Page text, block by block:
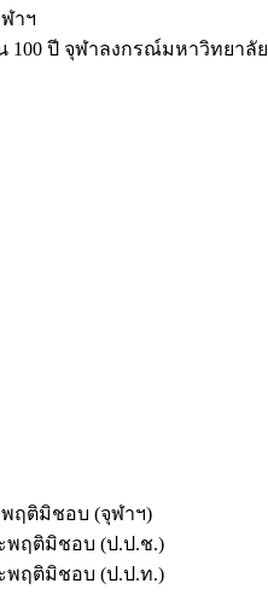
าฯ
100 ปี จุฬาลงกรณ์มหาวิทยาลัย
พฤติมิชอบ (จุฬาฯ)
พฤติมิชอบ (ป.ป.ช.)
พฤติมิชอบ (ป.ป.ท.)